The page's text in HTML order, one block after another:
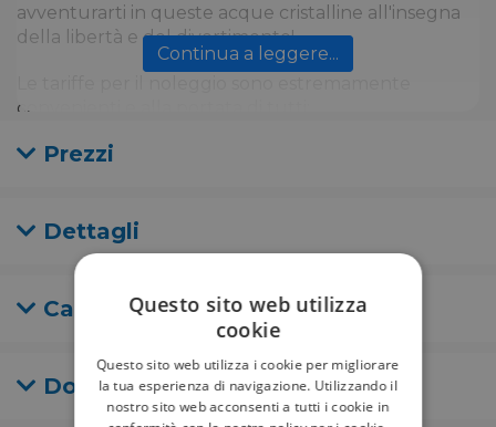
avventurarti in queste acque cristalline all'insegna
della libertà e del divertimento!
convenienti e alla portata di tutti:
180,00 EURO per mezza giornata + costo della
benzina
Il numero massimo di persone che possono salire a
bordo è massimo 6, rendendo l'esperienza ideale
per godersi una giornata in compagnia di amici o
famiglia, navigando lungo la costa e immergendosi
nel cuore del Salento.
Che aspetti? Prenota ora il tuo noleggio barca a
Continua a leggere...
Prezzi
Dettagli
Cancellazione
Domande Frequenti
Questo sito web utilizza
cookie
Questo sito web utilizza i cookie per migliorare
la tua esperienza di navigazione. Utilizzando il
nostro sito web acconsenti a tutti i cookie in